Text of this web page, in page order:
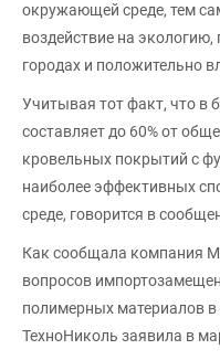
окружающей среде, тем
воздействие на
городах и положительно
Учитывая тот факт, что в
составляет до 60% от
кровельных покрытий с
наиболее эффективных
среде, говорится в
Как сообщала компания
вопросов
полимерных материалов
ТехноНиколь заявила в